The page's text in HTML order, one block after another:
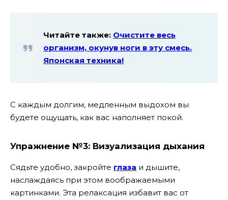
Читайте также: Очистите весь
организм, окунув ноги в эту смесь.
Японская техника!
С каждым долгим, медленным выдохом вы
будете ощущать, как вас наполняет покой.
Упражнение №3: Визуализация дыхания
Сядьте удобно, закройте глаза и дышите,
наслаждаясь при этом воображаемыми
картинками. Эта релаксация избавит вас от